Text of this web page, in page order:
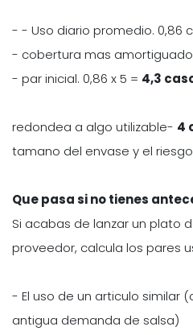
- - Uso diario promedio. 0,86
- cobertura mas
- par inicial. 0,86 x 5 = 4,3
redondea a algo utilizable- 4
tamano del envase y el
Que pasa si no tienes
Si acabas de lanzar un plato
proveedor, calcula los pares
- El uso de un articulo similar
antigua demanda de salsa)